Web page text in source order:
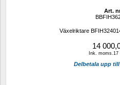
Art.
Växelriktare
14
Ink. moms.17
Delbetala upp till